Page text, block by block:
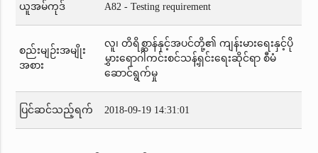
ယူအမ်ကုဒ် A82 - Testing requirement
စည်းမျဉ်းအမျိုး
အစား
လူ၊ တိရိစ္ဆာန်နှင့်အပင်တို့၏ ကျန်းမားရေးနှင့်ပို
မွှားရောဂါကင်းစင်သန့်ရှင်းရေးဆိုင်ရာ စီမံ
ဆောင်ရွက်မှု
ပြင်ဆင်သည့်ရက် 2018-09-19 14:31:01